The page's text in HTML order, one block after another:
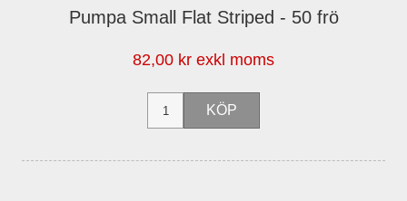
Pumpa Small Flat Striped - 50 frö
82,00 kr exkl moms